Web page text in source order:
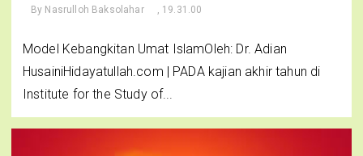
By Nasrulloh Baksolahar , 19.31.00
Model Kebangkitan Umat IslamOleh: Dr. Adian
HusainiHidayatullah.com | PADA kajian akhir tahun di
Institute for the Study of...